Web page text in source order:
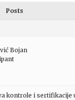
Posts
Bojan
kontrole i sertifikacije